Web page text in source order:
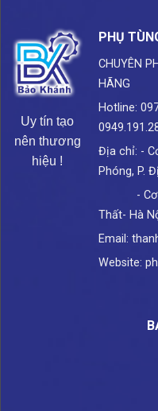
Uy tín tạo
nên thương
hiệu !
PHỤ
CHUYÊN
HÃNG
Hotline:
Địa chỉ: -
Phóng, P.
-
Thất- Hà
Email:
Website: